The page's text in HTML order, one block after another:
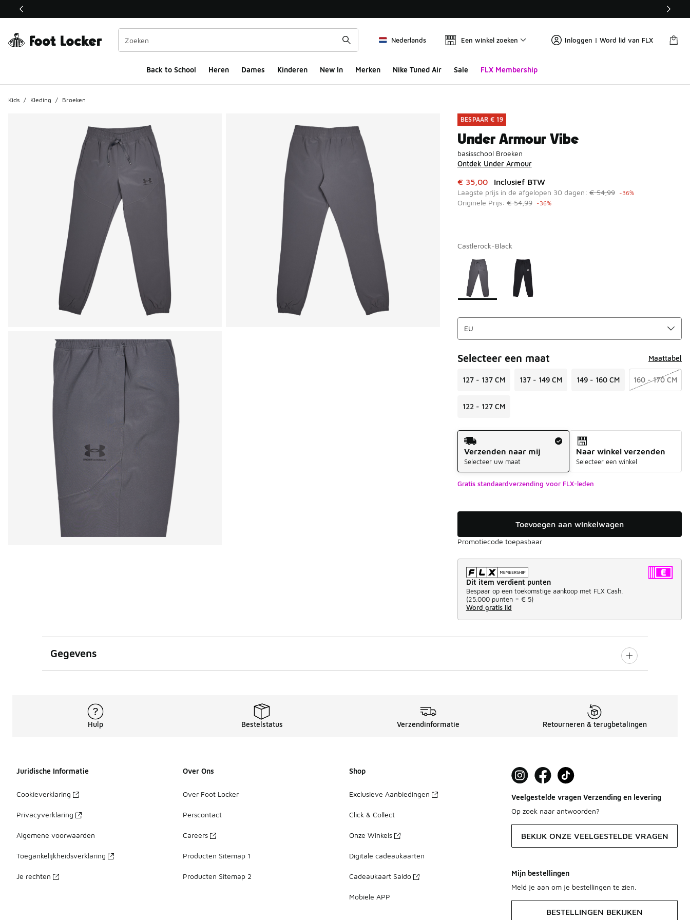
Deze link wordt geopend in een nieuw venster
Nederlands Een winkel zoeken Inloggen | Word lid van FLX
Back to School Heren Dames Kinderen New In Merken Nike Tuned Air Sale FLX Membership
Kids / Kleding / Broeken
BESPAAR € 19
Under Armour Vibe
basisschool Broeken
Ontdek Under Armour
Dit artikel is in de uitverkoop. Dit artikel is in de aanbieding
€ 35,00 Inclusief BTW
Laagste prijs in de afgelopen 30 dagen:€ 54,99 -36%
Originele Prijs:€ 54,99 -36%
Castlerock-Black
Pagina 1 van 1 met 1 tot 2 van 2 kleuren.
Kies een model *
Selecteer een maat Maattabel
127 - 137 CM 137 - 149 CM 149 - 160 CM 160 - 170 CM
122 - 127 CM
Verzendmethode
Verzenden naar mij
Selecteer uw maat
Naar winkel verzenden
Selecteer een winkel
Gratis standaardverzending voor FLX-leden
Toevoegen aan winkelwagen
Promotiecode toepasbaar
Dit item verdient punten
Bespaar op een toekomstige aankoop met FLX Cash.
(25.000 punten = € 5)
Word gratis lid
Gegevens
Hulp Bestelstatus Verzendinformatie Retourneren & terugbetalingen
Juridische Informatie
Cookieverklaring
Privacyverklaring
Algemene voorwaarden
Toegankelijkheidsverklaring
Je rechten
Over Ons
Over Foot Locker
Perscontact
Careers
Producten Sitemap 1
Producten Sitemap 2
Shop
Exclusieve Aanbiedingen
Click & Collect
Onze Winkels
Digitale cadeaukaarten
Cadeaukaart Saldo
Mobiele APP
Veelgestelde vragen Verzending en levering
Op zoek naar antwoorden?
BEKIJK ONZE VEELGESTELDE VRAGEN
Mijn bestellingen
Meld je aan om je bestellingen te zien.
BESTELLINGEN BEKIJKEN